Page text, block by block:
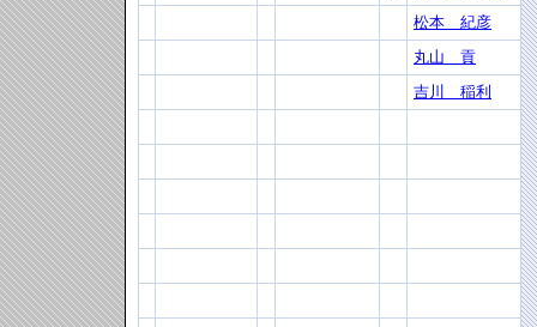
松本 紀彦
丸山 貢
吉川 稲利